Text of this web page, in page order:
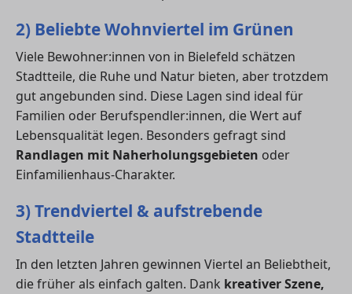
2) Beliebte Wohnviertel im Grünen
Viele Bewohner:innen von in Bielefeld schätzen
Stadtteile, die Ruhe und Natur bieten, aber trotzdem
gut angebunden sind. Diese Lagen sind ideal für
Familien oder Berufspendler:innen, die Wert auf
Lebensqualität legen. Besonders gefragt sind
Randlagen mit Naherholungsgebieten oder
Einfamilienhaus-Charakter.
3) Trendviertel & aufstrebende
Stadtteile
In den letzten Jahren gewinnen Viertel an Beliebtheit,
die früher als einfach galten. Dank kreativer Szene,